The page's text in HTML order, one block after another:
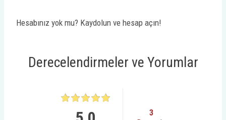
Hesabınız yok mu? Kaydolun ve hesap açın!
Derecelendirmeler ve Yorumlar
3